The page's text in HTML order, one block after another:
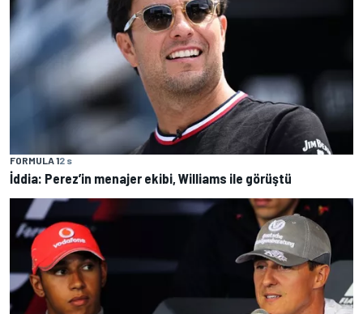
FORMULA 12 s
İddia: Perez’in menajer ekibi, Williams ile görüştü